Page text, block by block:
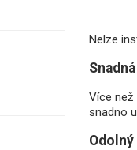
Nelze
Více než
snadno